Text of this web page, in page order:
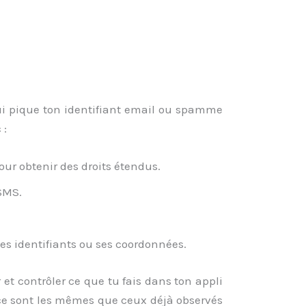
pique ton identifiant email ou spamme
:
obtenir des droits étendus.
identifiants ou ses coordonnées.
contrôler ce que tu fais dans ton appli
sont les mêmes que ceux déjà observés